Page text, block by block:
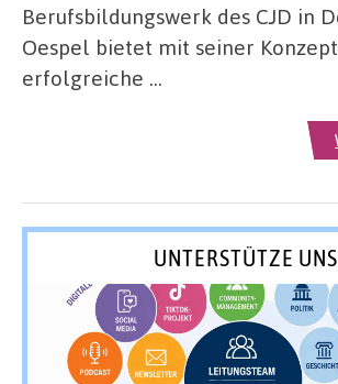
Berufsbildungswerk des CJD in
Oespel bietet mit seiner
erfolgreiche …
UNTERSTÜTZE UNS